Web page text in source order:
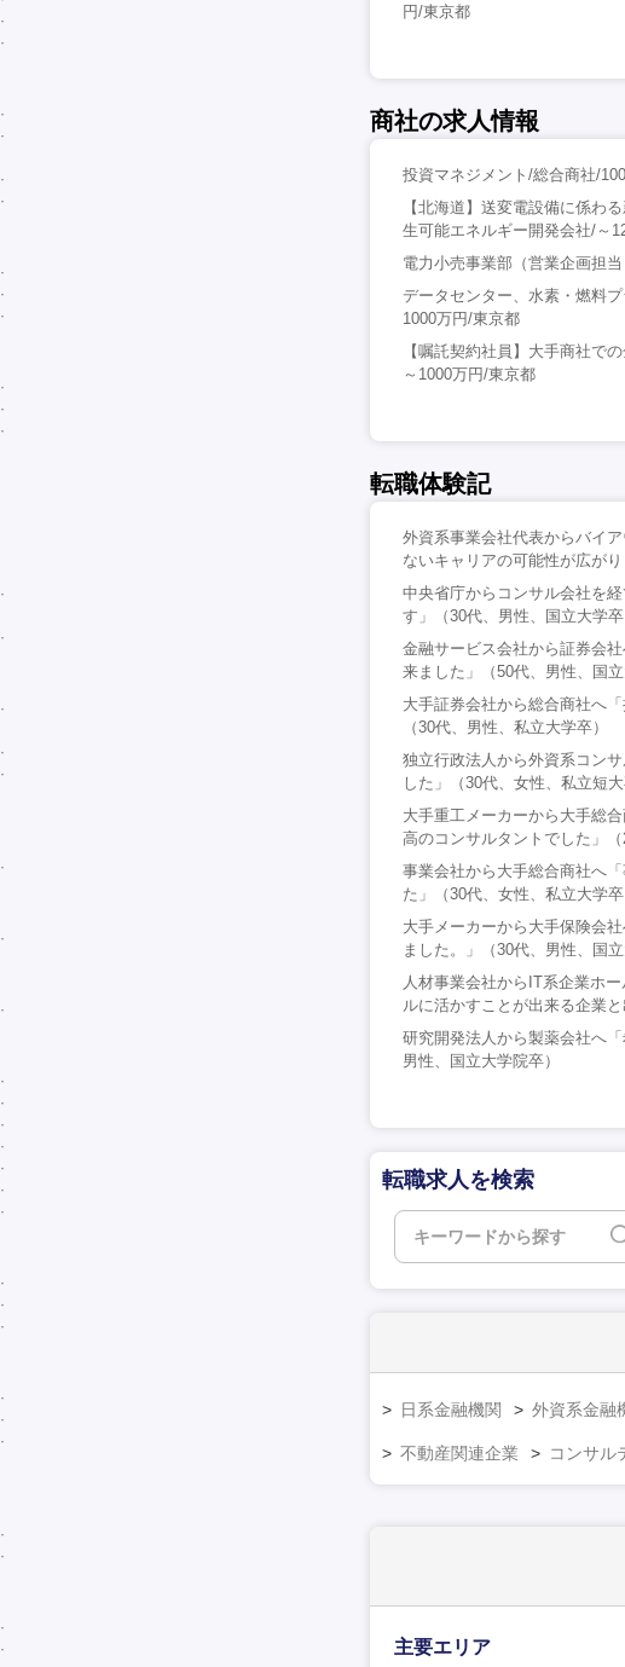
円/東京都
商社の求人情報
投資マネジメント/総合商社/
【北海道】送変電設備に係わ
生可能エネルギー開発会社/～
電力小売事業部（営業企画担
データセンター、水素・燃料
1000万円/東京都
【嘱託契約社員】大手商社で
～1000万円/東京都
転職体験記
外資系事業会社代表からバイ
ないキャリアの可能性が広が
中央省庁からコンサル会社を
す」（30代、男性、国立大学卒
金融サービス会社から証券会
来ました」（50代、男性、国立
大手証券会社から総合商社へ
（30代、男性、私立大学卒）
独立行政法人から外資系コン
した」（30代、女性、私立短大
大手重工メーカーから大手総
高のコンサルタントでした」（
事業会社から大手総合商社へ
た」（30代、女性、私立大学卒
大手メーカーから大手保険会
ました。」（30代、男性、国立
人材事業会社からIT系企業ホ
ルに活かすことが出来る企業
研究開発法人から製薬会社へ
男性、国立大学院卒）
転職求人を検索
日系金融機関 外資系金融
不動産関連企業 コンサル
主要エリア